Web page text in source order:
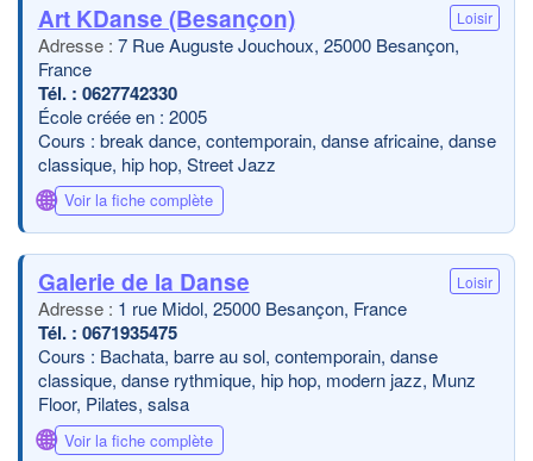
Art KDanse (Besançon) Loisir
7 Rue Auguste Jouchoux, 25000 Besançon,
France
0627742330
École créée en : 2005
Cours : break dance, contemporain, danse africaine, danse
classique, hip hop, Street Jazz
🌐 Voir la fiche complète
Galerie de la Danse Loisir
1 rue Midol, 25000 Besançon, France
0671935475
Cours : Bachata, barre au sol, contemporain, danse
classique, danse rythmique, hip hop, modern jazz, Munz
Floor, Pilates, salsa
🌐 Voir la fiche complète